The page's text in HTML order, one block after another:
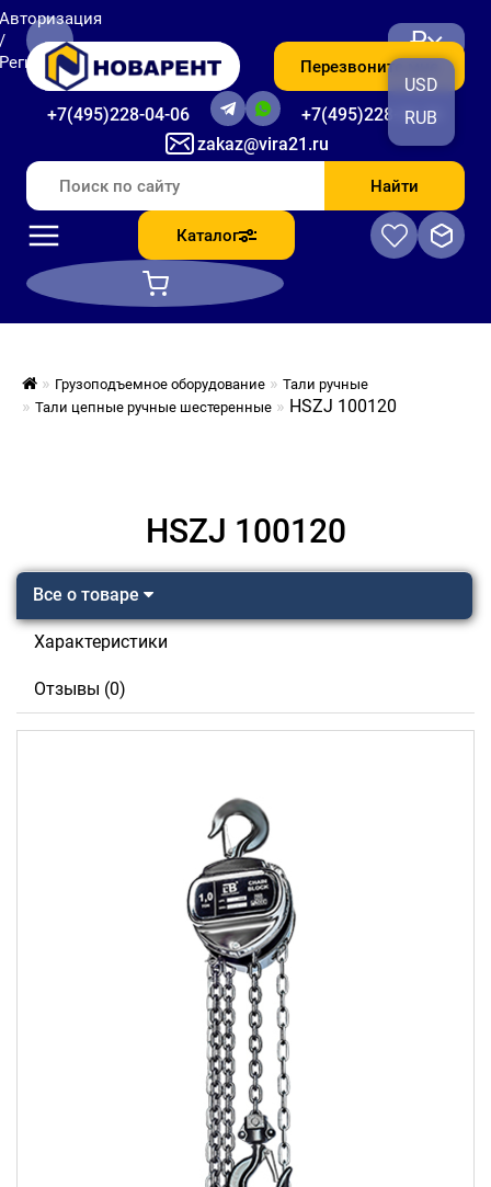
zakaz@vira21.ru
+7(495)228-04-06 +7(495)228-06-56
Перезвоните мне
₽
USD
RUB
Найти
Каталог
Грузоподъемное оборудование
Тали ручные
Тали цепные ручные шестеренные
HSZJ 100120
HSZJ 100120
Все о товаре
Характеристики
Отзывы (0)